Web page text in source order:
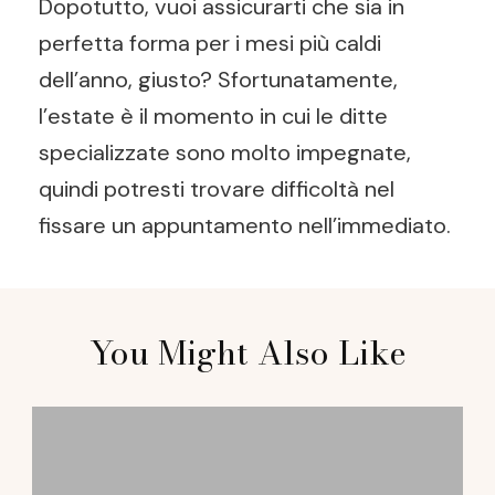
Dopotutto, vuoi assicurarti che sia in
perfetta forma per i mesi più caldi
dell’anno, giusto? Sfortunatamente,
l’estate è il momento in cui le ditte
specializzate sono molto impegnate,
quindi potresti trovare difficoltà nel
fissare un appuntamento nell’immediato.
Navigation
You Might Also Like